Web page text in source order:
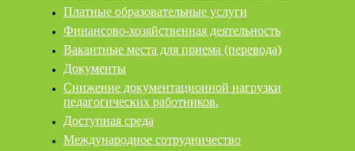
Платные образовательные услуги
Финансово-хозяйственная деятельность
Вакантные места для приема (перевода)
Документы
Снижение документационной нагрузки
педагогических работников.
Доступная среда
Международное сотрудничество